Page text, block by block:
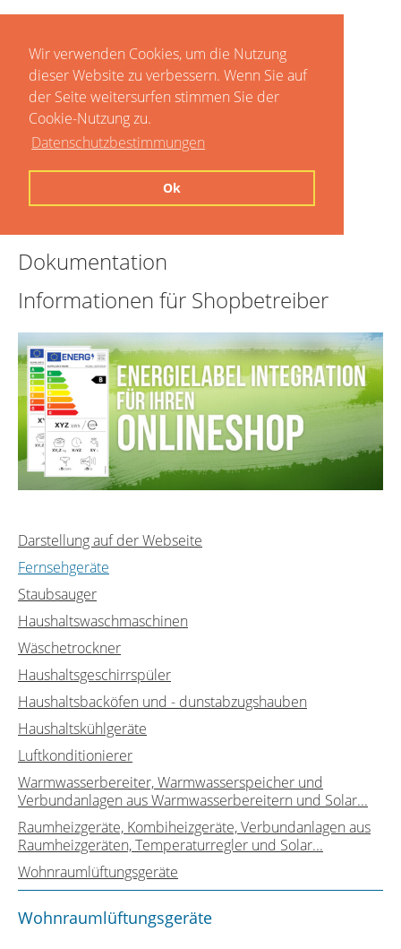
Wir verwenden Cookies, um die Nutzung
dieser Website zu verbessern. Wenn Sie auf
der Seite weitersurfen stimmen Sie der
Cookie-Nutzung zu.
Datenschutzbestimmungen
Ok
Dokumentation
Informationen für Shopbetreiber
Darstellung auf der Webseite
Fernsehgeräte
Staubsauger
Haushaltswaschmaschinen
Wäschetrockner
Haushaltsgeschirrspüler
Haushaltsbacköfen und - dunstabzugshauben
Haushaltskühlgeräte
Luftkonditionierer
Warmwasserbereiter, Warmwasserspeicher und
Verbundanlagen aus Warmwasserbereitern und Solar...
Raumheizgeräte, Kombiheizgeräte, Verbundanlagen aus
Raumheizgeräten, Temperaturregler und Solar...
Wohnraumlüftungsgeräte
Wohnraumlüftungsgeräte